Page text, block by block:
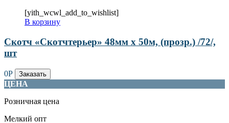
[yith_wcwl_add_to_wishlist]
В корзину
Скотч «Скотчтерьер» 48мм х 50м, (прозр.) /72/,
шт
0Р Заказать
ЦЕНА
Розничная цена
Мелкий опт